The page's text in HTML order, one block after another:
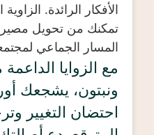
الأفكار الرائدة. الزاوية
تمكنك من تحويل
المسار الجماعي
مع الزوايا
ونبتون، يشجعك
احتضان التغيير